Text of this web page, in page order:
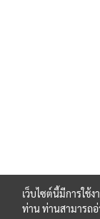
เว็บไซต์นี้มีการใช้
ท่าน ท่านสามารถอ่